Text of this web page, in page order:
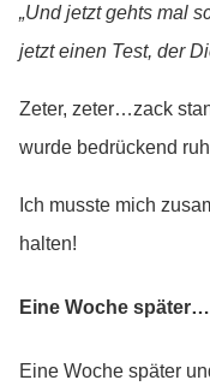
„Und jetzt gehts mal
jetzt einen Test, der
Zeter, zeter…zack
wurde bedrückend
Ich musste mich
halten!
Eine Woche später…
Eine Woche später